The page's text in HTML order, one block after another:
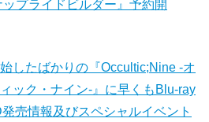
ップライドビルダー』予約開
したばかりの『Occultic;Nine -オ
ック・ナイン-』に早くもBlu-ray
発売情報及びスペシャルイベント